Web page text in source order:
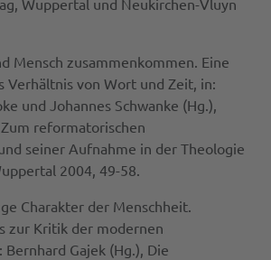
Wuppertal und Neukirchen-Vluyn
Mensch zusammenkommen. Eine
Verhältnis von Wort und Zeit, in:
und Johannes Schwanke (Hg.),
reformatorischen
seiner Aufnahme in der Theologie
2004, 49-58.
Charakter der Menschheit.
zur Kritik der modernen
Gajek (Hg.), Die